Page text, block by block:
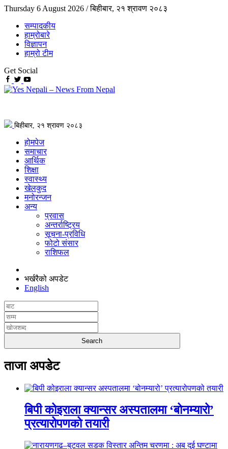
Thursday 6 August 2026 /बिहीबार, २१ श्रावण २०८३
सम्पादकीय
हाम्रोबारे
विज्ञापन
हाम्रो टीम
Get Social
बिहीबार, २१ श्रावण २०८३
होमपेज
समाचार
आर्थिक
शिक्षा
स्वास्थ्य
खेलकुद
मनोरन्जन
अन्य
प्रवास
अन्तर्राष्ट्रिय
सूचना-प्रविधि
फोटो संसार
राशिफल
भर्खरैको अपडेट
English
ताजा अपडेट
बिपी कोइराला क्यान्सर अस्पतालमा ‘बोनम्यारो’
प्रत्यारोपणको तयारी